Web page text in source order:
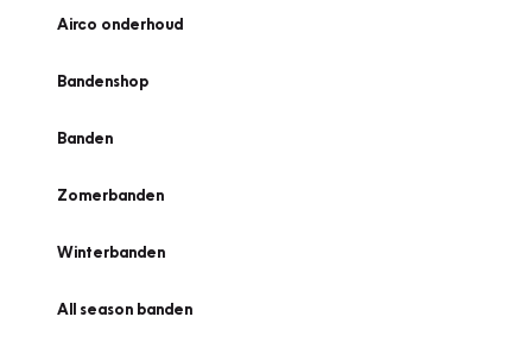
Airco onderhoud
Bandenshop
Banden
Zomerbanden
Winterbanden
All season banden